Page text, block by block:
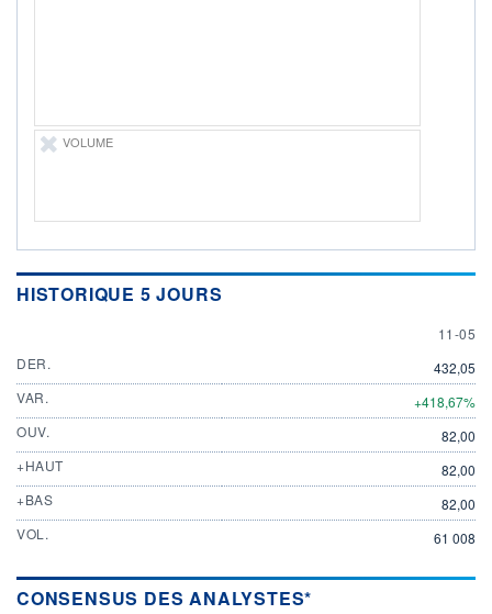
ÉLIGIBILITÉ
Non éligible
VOLUME
HISTORIQUE 5 JOURS
11 MAY
11-05
DER.
432,05
VAR.
+418,67%
OUV.
82,00
+HAUT
82,00
+BAS
82,00
VOL.
61 008
CONSENSUS DES ANALYSTES*